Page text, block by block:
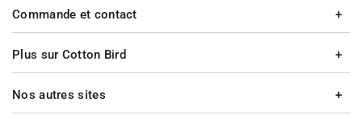
Commande et contact
Plus sur Cotton Bird
Nos autres sites